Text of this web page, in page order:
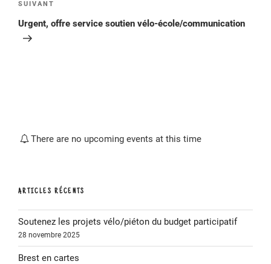
Article
suivant
SUIVANT
Urgent, offre service soutien vélo-école/communication
There are no upcoming events at this time
ARTICLES RÉCENTS
Soutenez les projets vélo/piéton du budget participatif
28 novembre 2025
Brest en cartes